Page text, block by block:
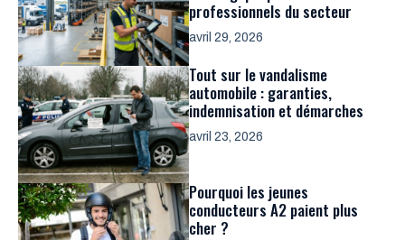
professionnels du secteur
avril 29, 2026
Tout sur le vandalisme
automobile : garanties,
indemnisation et démarches
avril 23, 2026
Pourquoi les jeunes
conducteurs A2 paient plus
cher ?